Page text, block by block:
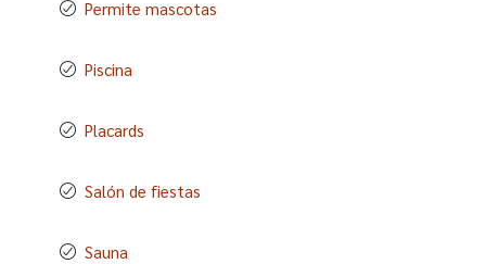
Permite mascotas
Piscina
Placards
Salón de fiestas
Sauna